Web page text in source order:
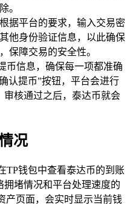
。
据平台的要求，输入交易密
他身份验证信息，以此确保
保障交易的安全性。
币信息，确保每一项都准确
认提币”按钮，平台会进行
核通过之后，泰达币就会
况
TP钱包中查看泰达币的到账
堵情况和平台处理速度的
产页面，会实时显示当前钱